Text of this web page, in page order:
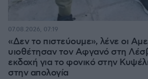
«Δεν το πιστεύουμε», λένε οι
υιοθέτησαν τον Αφγανό στη
εκδοχή για το φονικό στην
στην απολογία
07.08.2026, 07:19